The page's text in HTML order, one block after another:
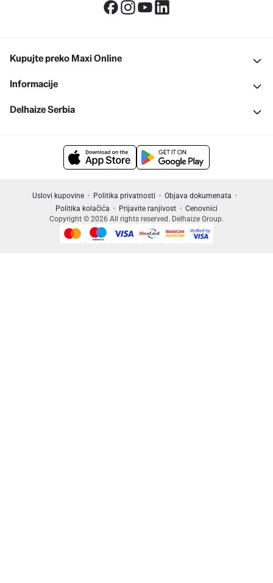
Kupujte preko Maxi Online
Informacije
Delhaize Serbia
Uslovi kupovine Politika privatnosti
Objava dokumenata
Politika kolačića
Prijavite ranjivost
Cenovnici
Copyright © 2026 All rights reserved. Delhaize Group.